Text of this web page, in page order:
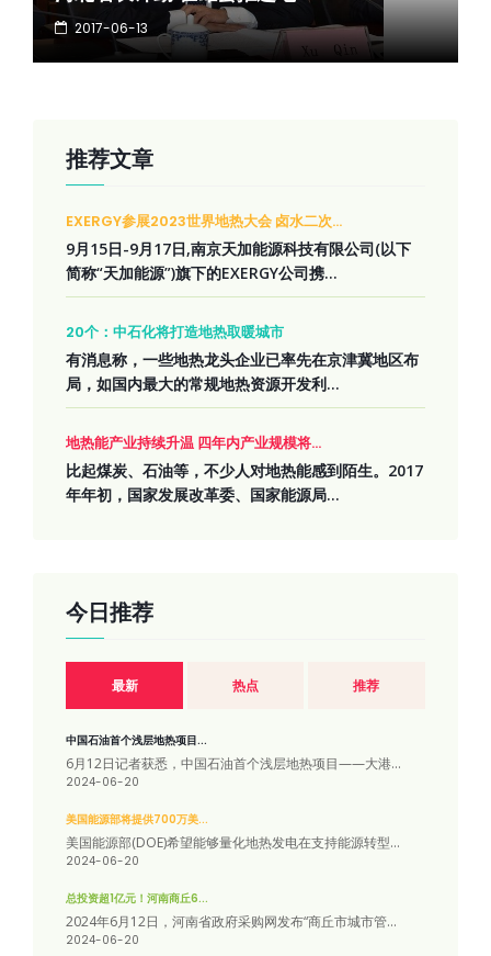
2017-06-13
推荐文章
EXERGY参展2023世界地热大会 卤水二次...
9月15日-9月17日,南京天加能源科技有限公司(以下
简称“天加能源”)旗下的EXERGY公司携...
20个：中石化将打造地热取暖城市
有消息称，一些地热龙头企业已率先在京津冀地区布
局，如国内最大的常规地热资源开发利...
地热能产业持续升温 四年内产业规模将...
比起煤炭、石油等，不少人对地热能感到陌生。2017
年年初，国家发展改革委、国家能源局...
今日推荐
最新 热点 推荐
中国石油首个浅层地热项目...
6月12日记者获悉，中国石油首个浅层地热项目——大港...
2024-06-20
美国能源部将提供700万美...
美国能源部(DOE)希望能够量化地热发电在支持能源转型...
2024-06-20
总投资超1亿元！河南商丘6...
2024年6月12日，河南省政府采购网发布“商丘市城市管...
2024-06-20